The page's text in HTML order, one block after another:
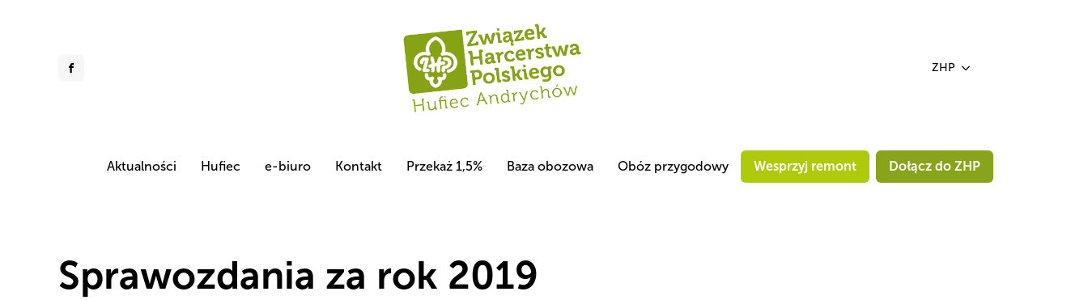
ZHP
Aktualności Hufiec e-biuro Kontakt Przekaż 1,5% Baza obozowa Obóz przygodowy Wesprzyj remont Dołącz do ZHP
Sprawozdania za rok 2019